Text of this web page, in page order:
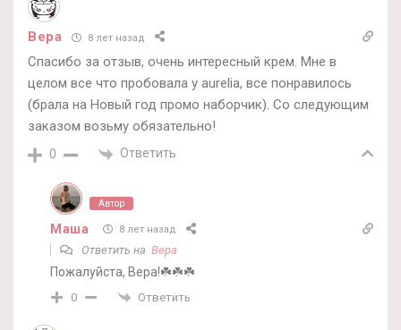
Вера 8 лет назад
Спасибо за отзыв, очень интересный крем. Мне в
целом все что пробовала у aurelia, все понравилось
(брала на Новый год промо наборчик). Со следующим
заказом возьму обязательно!
0 Ответить
Автор
Маша 8 лет назад
Ответить на Вера
Пожалуйста, Вера!☘️☘️☘️
0 Ответить